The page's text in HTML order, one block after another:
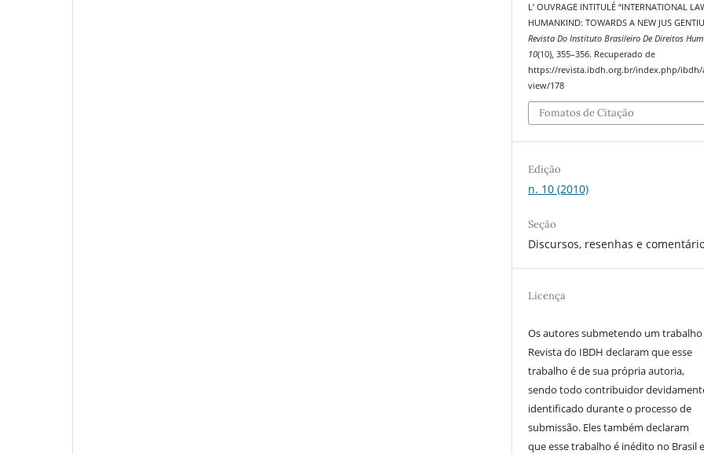
L’ OUVRAGE INTITULÉ “INTERNATIONAL
HUMANKIND: TOWARDS A NEW JUS
Revista Do Instituto Brasileiro De Direitos
10(10), 355–356. Recuperado de
https://revista.ibdh.org.br/index.php/ibdh/
view/178
Fomatos de Citação
Edição
n. 10 (2010)
Seção
Discursos, resenhas e
Licença
Os autores submetendo um trabalho
Revista do IBDH declaram que esse
trabalho é de sua própria autoria,
sendo todo contribuidor
identificado durante o processo de
submissão. Eles também declaram
que esse trabalho é inédito no Brasil